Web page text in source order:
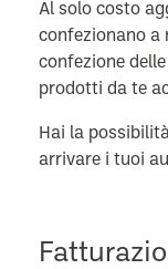
Al solo costo
confezionano a
confezione
prodotti da te
Hai la
arrivare i tuoi